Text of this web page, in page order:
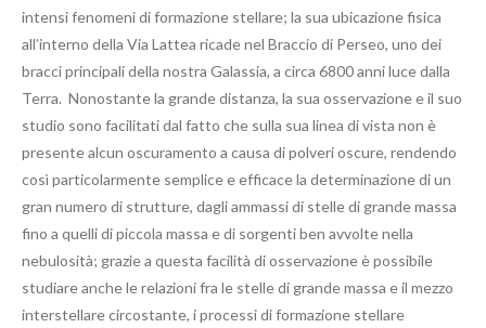
intensi fenomeni di formazione stellare; la sua ubicazione fisica
all’interno della Via Lattea ricade nel Braccio di Perseo, uno dei
bracci principali della nostra Galassia, a circa 6800 anni luce dalla
Terra. Nonostante la grande distanza, la sua osservazione e il suo
studio sono facilitati dal fatto che sulla sua linea di vista non è
presente alcun oscuramento a causa di polveri oscure, rendendo
così particolarmente semplice e efficace la determinazione di un
gran numero di strutture, dagli ammassi di stelle di grande massa
fino a quelli di piccola massa e di sorgenti ben avvolte nella
nebulosità; grazie a questa facilità di osservazione è possibile
studiare anche le relazioni fra le stelle di grande massa e il mezzo
interstellare circostante, i processi di formazione stellare